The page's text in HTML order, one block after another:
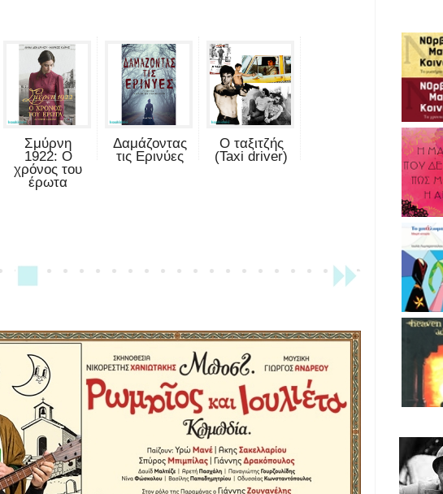
Σμύρνη
1922: Ο
χρόνος του
έρωτα
Δαμάζοντας
τις Ερινύες
Ο ταξιτζής
(Taxi driver)